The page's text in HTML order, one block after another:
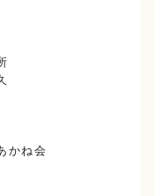
かね会